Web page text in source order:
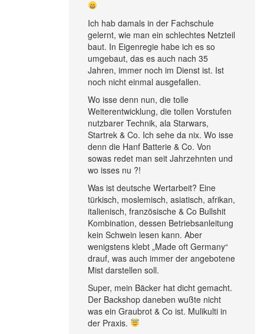
Ich hab damals in der Fachschule
gelernt, wie man ein schlechtes Netzteil
baut. In Eigenregie habe ich es so
umgebaut, das es auch nach 35
Jahren, immer noch im Dienst ist. Ist
noch nicht einmal ausgefallen.
Wo isse denn nun, die tolle
Weiterentwicklung, die tollen Vorstufen
nutzbarer Technik, ala Starwars,
Startrek & Co. Ich sehe da nix. Wo isse
denn die Hanf Batterie & Co. Von
sowas redet man seit Jahrzehnten und
wo isses nu ?!
Was ist deutsche Wertarbeit? Eine
türkisch, moslemisch, asiatisch, afrikan,
italienisch, französische & Co Bullshit
Kombination, dessen Betriebsanleitung
kein Schwein lesen kann. Aber
wenigstens klebt „Made oft Germany“
drauf, was auch immer der angebotene
Mist darstellen soll.
Super, mein Bäcker hat dicht gemacht.
Der Backshop daneben wußte nicht
was ein Graubrot & Co ist. Mulikulti in
der Praxis.